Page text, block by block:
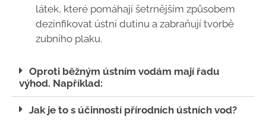
látek, které pomáhají šetrnějším způsobem
dezinfikovat ústní dutinu a zabraňují tvorbě
zubního plaku.
Oproti běžným ústním vodám mají řadu
výhod. Například:
Jak je to s účinností přírodních ústních vod?